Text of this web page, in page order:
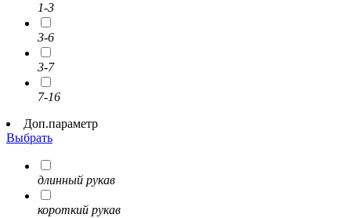
1-3
3-6
3-7
7-16
Доп.параметр
Выбрать
длинный рукав
короткий рукав